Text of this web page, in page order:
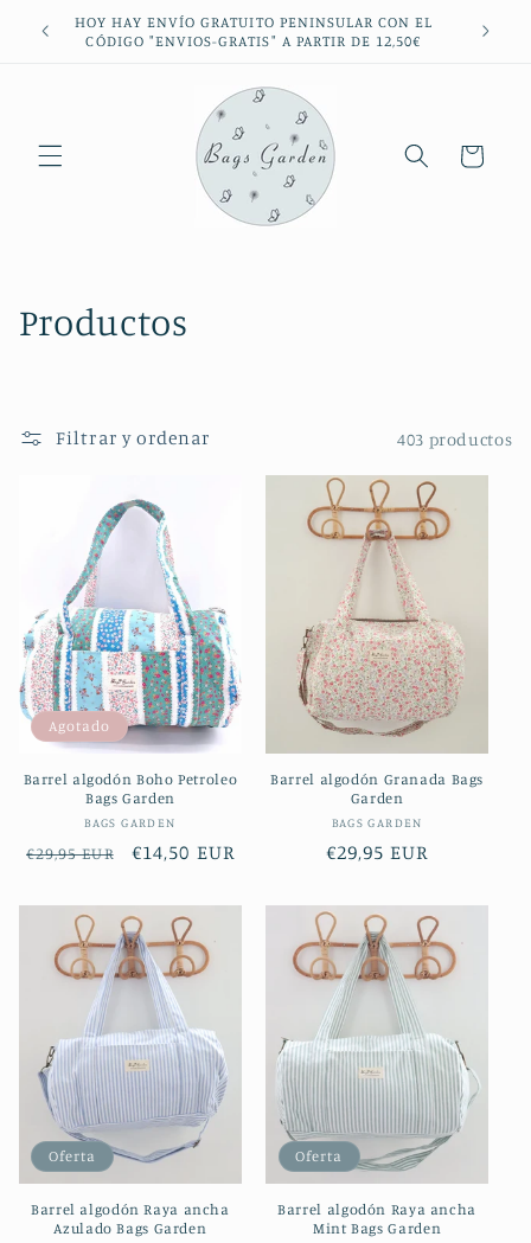
directamente
al contenido
HOY HAY ENVÍO GRATUITO PENINSULAR CON EL
CÓDIGO "ENVIOS-GRATIS" A PARTIR DE 12,50€
Carrito
C
ó
n
Productos
Filtrar y ordenar 403 productos
Agotado
Barrel algodón Boho Petroleo
Bags Garden
Proveedor:
BAGS GARDEN
Precio
€29,95 EUR
Precio
oferta
€14,50 EUR
Barrel algodón Granada Bags
Garden
Proveedor:
BAGS GARDEN
Precio
€29,95 EUR
Oferta
Barrel algodón Raya ancha
Azulado Bags Garden
Oferta
Barrel algodón Raya ancha
Mint Bags Garden